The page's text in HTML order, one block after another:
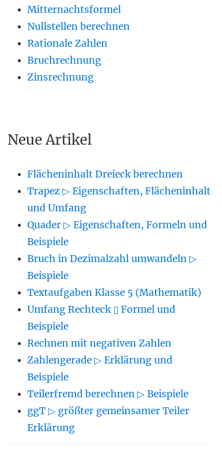
Mitternachtsformel
Nullstellen berechnen
Rationale Zahlen
Bruchrechnung
Zinsrechnung
Neue Artikel
Flächeninhalt Dreieck berechnen
Trapez ▷ Eigenschaften, Flächeninhalt
und Umfang
Quader ▷ Eigenschaften, Formeln und
Beispiele
Bruch in Dezimalzahl umwandeln ▷
Beispiele
Textaufgaben Klasse 5 (Mathematik)
Umfang Rechteck ▯ Formel und
Beispiele
Rechnen mit negativen Zahlen
Zahlengerade ▷ Erklärung und
Beispiele
Teilerfremd berechnen ▷ Beispiele
ggT ▷ größter gemeinsamer Teiler
Erklärung